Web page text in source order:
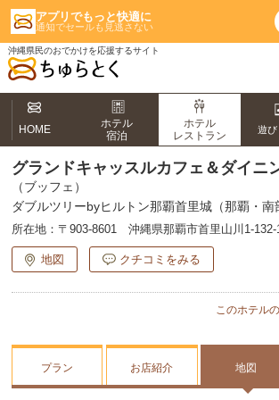
アプリでもっと快適に
通知でセールも見逃さない
沖縄県民のおでかけを応援するサイト
HOME
ホテル
宿泊
ホテル
レストラン
遊
グランドキャッスルカフェ＆ダイニ
（ブッフェ）
ダブルツリーbyヒルトン那覇首里城（那覇・南
所在地： 〒903-8601 沖縄県那覇市首里山川1-132-
地図 クチコミをみる
このホテル
プラン お店紹介 地図